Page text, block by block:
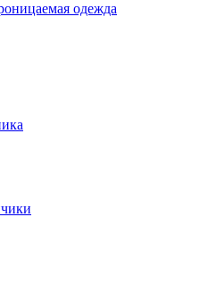
одежда